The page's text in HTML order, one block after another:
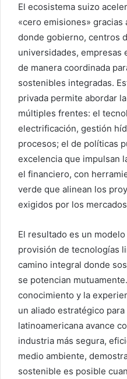
El ecosistema suizo
«cero emisiones»
donde gobierno, centros
universidades, empresas
de manera coordinada
sostenibles integradas.
privada permite abordar
múltiples frentes: el
electrificación, gestión
procesos; el de políticas
excelencia que impulsan
el financiero, con
verde que alinean los
exigidos por los
El resultado es un
provisión de tecnologías
camino integral donde
se potencian
conocimiento y la
un aliado estratégico
latinoamericana avance
industria más segura,
medio ambiente,
sostenible es posible